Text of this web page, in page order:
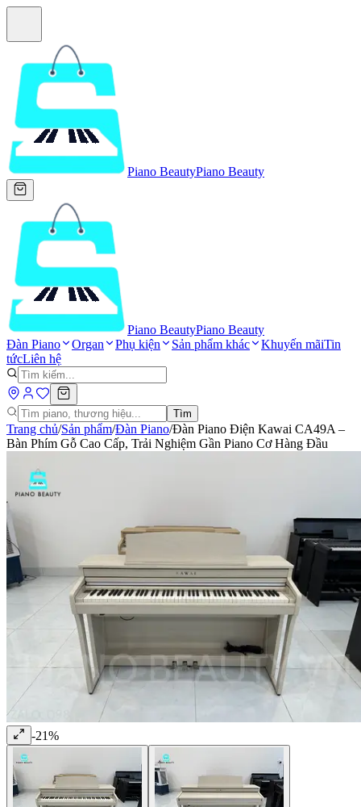
Piano BeautyPiano Beauty
Piano BeautyPiano Beauty
Đàn Piano
Organ Phụ kiện Sản phẩm khác Khuyến mãiTin
tứcLiên hệ
Tìm
Trang chủ/Sản phẩm/Đàn Piano/Đàn Piano Điện Kawai CA49A –
Bàn Phím Gỗ Cao Cấp, Trải Nghiệm Gần Piano Cơ Hàng Đầu
-21%